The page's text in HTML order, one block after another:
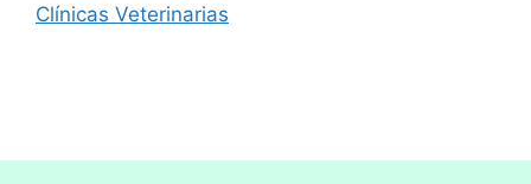
Clínicas Veterinarias